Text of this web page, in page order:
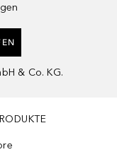
& Co. KG.